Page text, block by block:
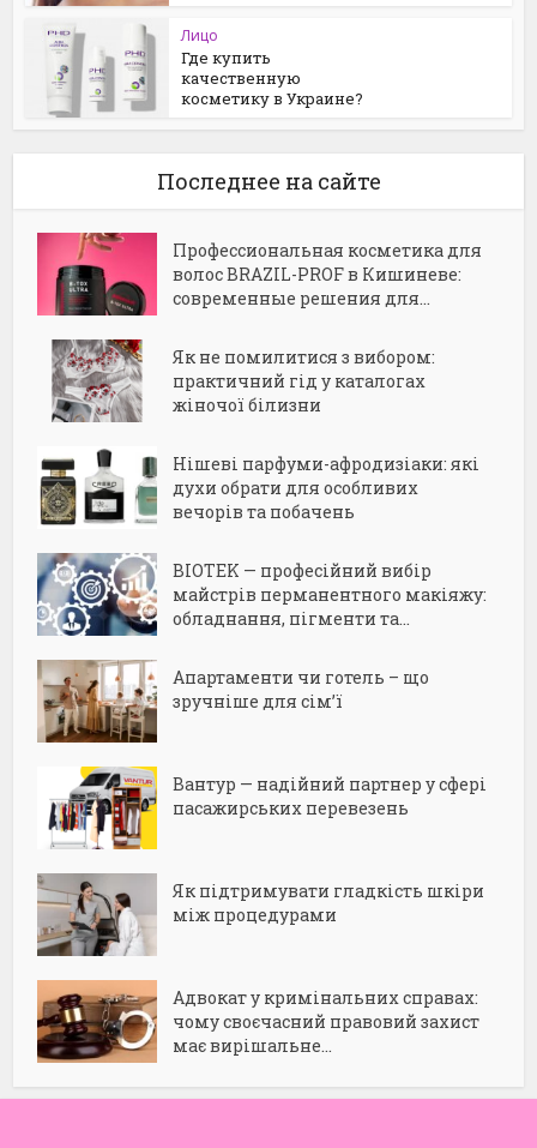
Лицо
Где купить
качественную
косметику в Украине?
Последнее на сайте
Профессиональная косметика для
волос BRAZIL-PROF в Кишиневе:
современные решения для...
Як не помилитися з вибором:
практичний гід у каталогах
жіночої білизни
Нішеві парфуми-афродизіаки: які
духи обрати для особливих
вечорів та побачень
BIOTEK — професійний вибір
майстрів перманентного макіяжу:
обладнання, пігменти та...
Апартаменти чи готель – що
зручніше для сім’ї
Вантур — надійний партнер у сфері
пасажирських перевезень
Як підтримувати гладкість шкіри
між процедурами
Адвокат у кримінальних справах:
чому своєчасний правовий захист
має вирішальне...